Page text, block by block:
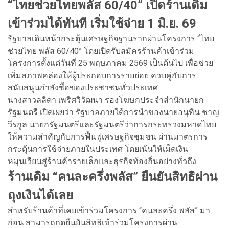
“ไทยช่วยไทยพลัส 60/40” เปิดร้านเดิม
เข้าร่วมได้ทันที เริ่มใช้จ่าย 1 มิ.ย. 69
รัฐบาลเดินหน้ากระตุ้นเศรษฐกิจฐานรากผ่านโครงการ “ไทย
ช่วยไทย พลัส 60/40” โดยเปิดรับสมัครร้านค้าเข้าร่วม
โครงการตั้งแต่วันที่ 25 พฤษภาคม 2569 เป็นต้นไป เพื่อช่วย
เพิ่มสภาพคล่องให้ผู้ประกอบการรายย่อย ควบคู่กับการ
สนับสนุนกำลังซื้อของประชาชนทั่วประเทศ
นางสาวลลิดา เพริศวิวัฒนา รองโฆษกประจำสำนักนายก
รัฐมนตรี เปิดเผยว่า รัฐบาลภายใต้การนำของนายอนุทิน ชาญ
วีรกูล นายกรัฐมนตรีและรัฐมนตรีว่าการกระทรวงมหาดไทย
ให้ความสำคัญกับการฟื้นฟูเศรษฐกิจชุมชน ผ่านมาตรการ
กระตุ้นการใช้จ่ายภายในประเทศ โดยเน้นให้เม็ดเงิน
หมุนเวียนสู่ร้านค้ารายเล็กและธุรกิจท้องถิ่นอย่างทั่วถึง
ร้านเดิม “คนละครึ่งพลัส” ยืนยันสิทธิผ่าน
ถุงเงินได้เลย
สำหรับร้านค้าที่เคยเข้าร่วมโครงการ “คนละครึ่ง พลัส” มา
ก่อน สามารถกดยืนยันสิทธิเข้าร่วมโครงการผ่าน